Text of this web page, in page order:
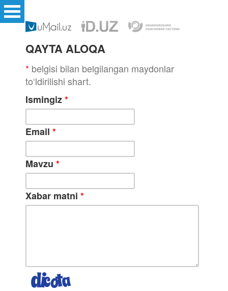
QAYTA ALOQA
* belgisi bilan belgilangan maydonlar
to‘ldirilishi shart.
Ismingiz*
Email *
Mavzu *
Xabar matni *